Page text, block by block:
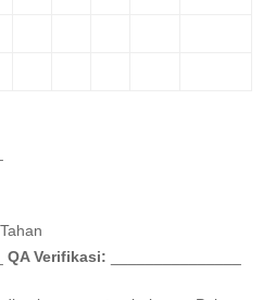
QA Verifikasi: